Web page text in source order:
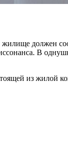
должен
В
из жилой